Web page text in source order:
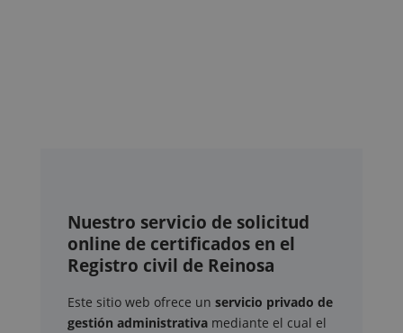
Nuestro servicio de solicitud
online de certificados en el
Registro civil de Reinosa
Este sitio web ofrece un servicio privado de
gestión administrativa mediante el cual el